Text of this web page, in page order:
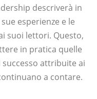
descriverà in
esperienze e le
suoi lettori. Questo,
in pratica quelle
attribuite ai
a contare.